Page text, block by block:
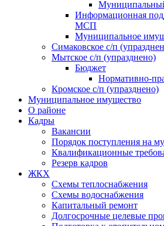
Информационная
МСП
Муниципальное
Симаковское с/п
Мытское с/п (упразднено)
Бюджет
Нормативно-
Кромское с/п (упразднено)
Муниципальное имущество
О районе
Кадры
Вакансии
Порядок поступления на
Квалификационные
Резерв кадров
ЖКХ
Схемы теплоснабжения
Схемы водоснабжения
Капитальный ремонт
Долгосрочные целевые